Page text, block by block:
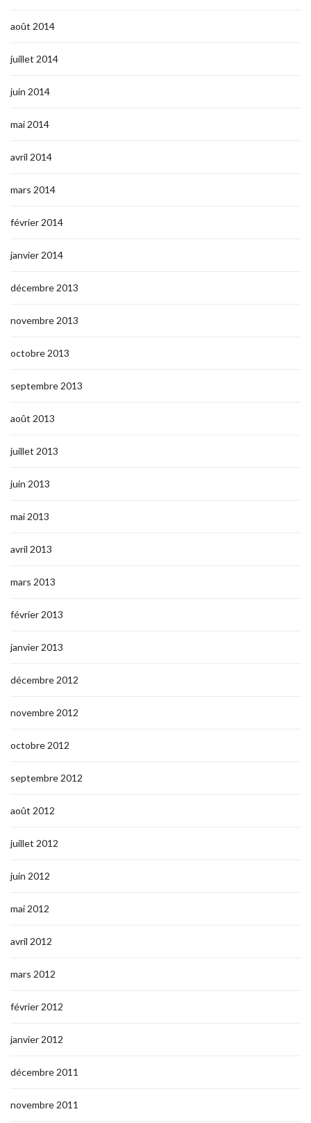
août 2014
juillet 2014
juin 2014
mai 2014
avril 2014
mars 2014
février 2014
janvier 2014
décembre 2013
novembre 2013
octobre 2013
septembre 2013
août 2013
juillet 2013
juin 2013
mai 2013
avril 2013
mars 2013
février 2013
janvier 2013
décembre 2012
novembre 2012
octobre 2012
septembre 2012
août 2012
juillet 2012
juin 2012
mai 2012
avril 2012
mars 2012
février 2012
janvier 2012
décembre 2011
novembre 2011